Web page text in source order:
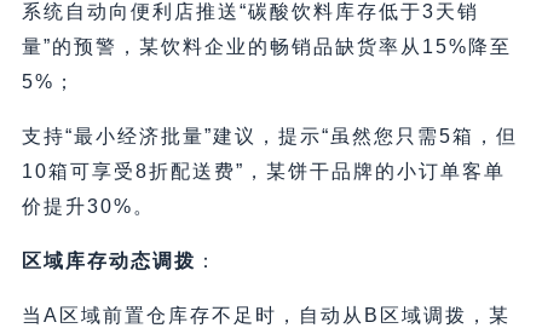
系统自动向便利店推送“碳酸饮料库存低于3天销
量”的预警，某饮料企业的畅销品缺货率从15%降至
5%；
支持“最小经济批量”建议，提示“虽然您只需5箱，但
10箱可享受8折配送费”，某饼干品牌的小订单客单
价提升30%。
区域库存动态调拨 ：
当A区域前置仓库存不足时，自动从B区域调拨，某